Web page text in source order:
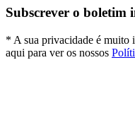
Subscrever o boletim
* A sua privacidade é muito
aqui para ver os nossos